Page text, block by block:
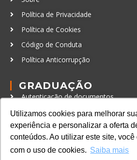
Utilizamos cookies para melhorar
experiência e personalizar a oferta
conteúdos. Ao utilizar este site, você
com o uso de cookies. Saiba mais
Política de Privacidade
Política de Cookies
Código de Conduta
Política Anticorrupção
GRADUAÇÃO
Autenticação de documentos
CURSOS, EVENTOS E
CERTIFICAÇÕES
Online
In Company